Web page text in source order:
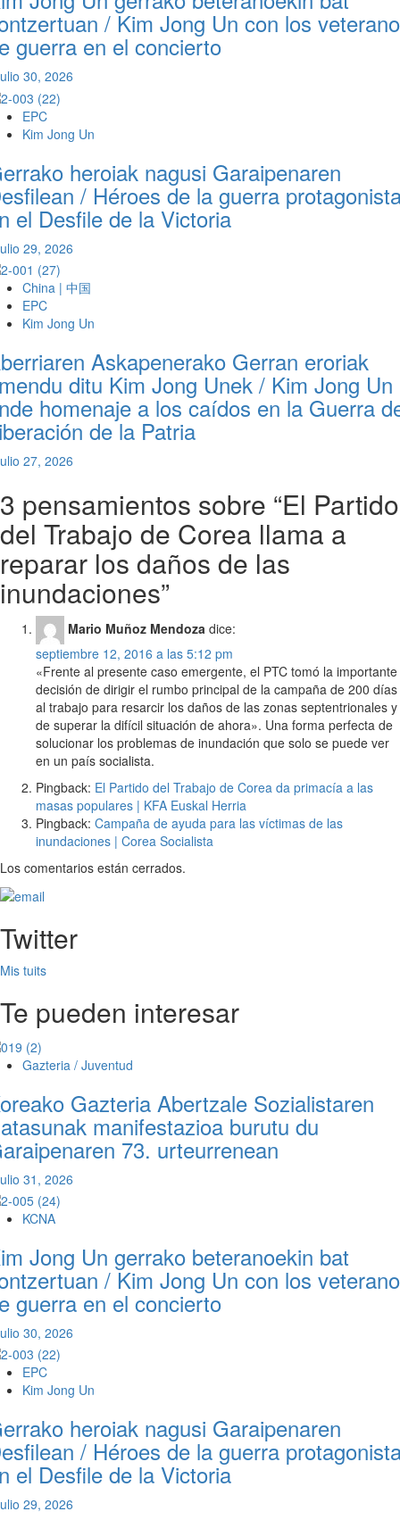
/ Kim Jong Un con los
guerra en el concierto
30, 2026
EPC
Kim Jong Un
heroiak nagusi Garaipenaren
/ Héroes de la guerra
el Desfile de la Victoria
29, 2026
China | 中国
EPC
Kim Jong Un
Askapenerako Gerran eroriak
ditu Kim Jong Unek / Kim Jong Un
homenaje a los caídos en la Guerra
de la Patria
27, 2026
3 pensamientos sobre “El Partido
del Trabajo de Corea llama a
reparar los daños de las
inundaciones”
Mario Muñoz Mendoza dice:
septiembre 12, 2016 a las 5:12 pm
«Frente al presente caso emergente, el PTC tomó la importante
decisión de dirigir el rumbo principal de la campaña de 200 días
al trabajo para resarcir los daños de las zonas septentrionales y
de superar la difícil situación de ahora». Una forma perfecta de
solucionar los problemas de inundación que solo se puede ver
en un país socialista.
Pingback: El Partido del Trabajo de Corea da primacía a las
masas populares | KFA Euskal Herria
Pingback: Campaña de ayuda para las víctimas de las
inundaciones | Corea Socialista
Los comentarios están cerrados.
Twitter
Mis tuits
Te pueden interesar
Gazteria / Juventud
Gazteria Abertzale Sozialistaren
manifestazioa burutu du
73. urteurrenean
31, 2026
KCNA
Jong Un gerrako beteranoekin bat
/ Kim Jong Un con los
guerra en el concierto
30, 2026
EPC
Kim Jong Un
heroiak nagusi Garaipenaren
/ Héroes de la guerra
el Desfile de la Victoria
29, 2026